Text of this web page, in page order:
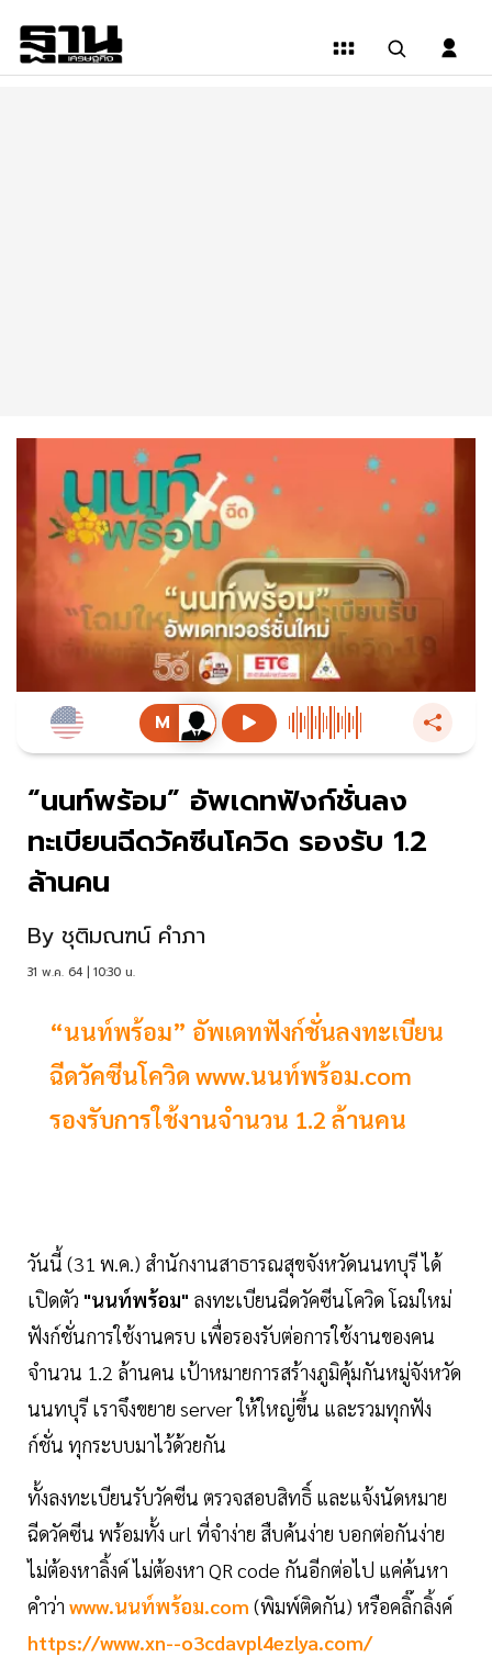
“นนท์พร้อม” อัพเดทฟังก์ชั่นลง
ทะเบียนฉีดวัคซีนโควิด รองรับ 1.2
ล้านคน
By ชุติมณฑน์ คำภา
31 พ.ค. 64 | 10:30 น.
“นนท์พร้อม” อัพเดทฟังก์ชั่นลงทะเบียน
ฉีดวัคซีนโควิด www.นนท์พร้อม.com
รองรับการใช้งานจำนวน 1.2 ล้านคน
วันนี้ (31 พ.ค.) สำนักงานสาธารณสุขจังหวัดนนทบุรี ได้
เปิดตัว "นนท์พร้อม" ลงทะเบียนฉีดวัคซีนโควิด โฉมใหม่
ฟังก์ชั่นการใช้งานครบ เพื่อรองรับต่อการใช้งานของคน
จำนวน 1.2 ล้านคน เป้าหมายการสร้างภูมิคุ้มกันหมู่จังหวัด
นนทบุรี เราจึงขยาย server ให้ใหญ่ขึ้น และรวมทุกฟัง
ก์ชั่น ทุกระบบมาไว้ด้วยกัน
ทั้งลงทะเบียนรับวัคซีน ตรวจสอบสิทธิ์ และแจ้งนัดหมาย
ฉีดวัคซีน พร้อมทั้ง url ที่จำง่าย สืบค้นง่าย บอกต่อกันง่าย
ไม่ต้องหาลิ้งค์ ไม่ต้องหา QR code กันอีกต่อไป แค่ค้นหา
คำว่า www.นนท์พร้อม.com (พิมพ์ติดกัน) หรือคลิ๊กลิ้งค์
https://www.xn--o3cdavpl4ezlya.com/